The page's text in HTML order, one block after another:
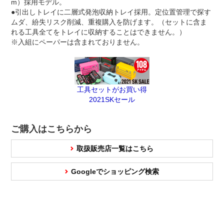
m）採用モデル。
●引出しトレイに二層式発泡収納トレイ採用。定位置管理で探す
ムダ、紛失リスク削減、重複購入を防げます。（セットに含ま
れる工具全てをトレイに収納することはできません。）
※入組にペーパーは含まれておりません。
工具セットがお買い得
2021SKセール
ご購入はこちらから
取扱販売店一覧はこちら
Googleでショッピング検索